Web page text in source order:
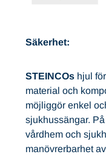
Säkerhet:
STEINCOs hjul
material och
möjliggör enkel
sjukhussängar.
vårdhem och
manövrerbarhet